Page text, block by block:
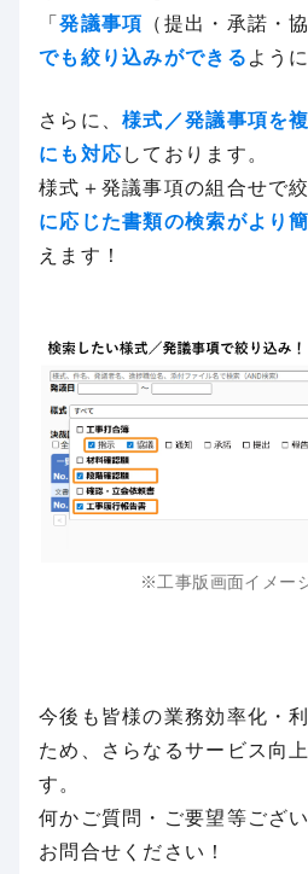
「発議事項 （提出・承諾・
でも絞り込みができる よう
さらに、様式／発議事項を
にも対応 しております。
様式＋発議事項の組合せで
に応じた書類の検索がより
えます！
※工事版画面イメー
今後も皆様の業務効率化・
ため、さらなるサービス向
す。
何かご質問・ご要望等ござ
お問合せください！